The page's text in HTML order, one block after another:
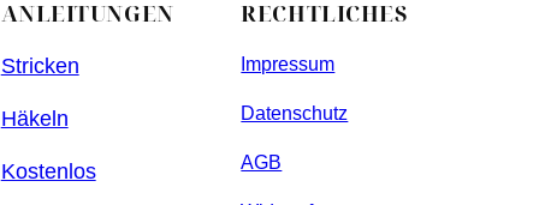
ANLEITUNGEN
Stricken
Häkeln
Kostenlos
RECHTLICHES
Impressum
Datenschutz
AGB